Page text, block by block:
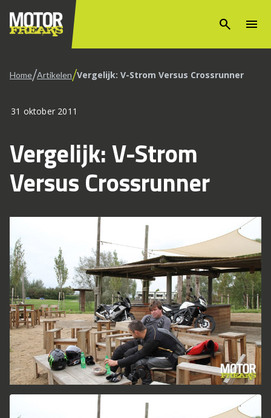
search menu
Home/Artikelen/Vergelijk: V-Strom Versus Crossrunner
31 oktober 2011
Vergelijk: V-Strom
Versus Crossrunner